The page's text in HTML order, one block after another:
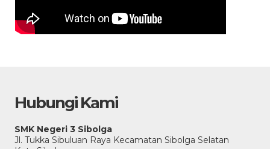
Hubungi Kami
SMK Negeri 3 Sibolga
Jl. Tukka Sibuluan Raya Kecamatan Sibolga Selatan